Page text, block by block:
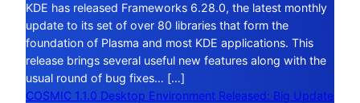
KDE has released Frameworks 6.28.0, the latest monthly
update to its set of over 80 libraries that form the
foundation of Plasma and most KDE applications. This
release brings several useful new features along with the
usual round of bug fixes… […]
COSMIC 1.1.0 Desktop Environment Released: Big Update